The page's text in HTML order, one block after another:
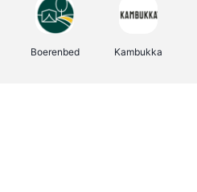
Boerenbed Kambukka